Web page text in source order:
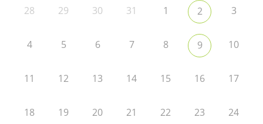
28 29 30 31 1 2 3
4 5 6 7 8 9 10
11 12 13 14 15 16 17
18 19 20 21 22 23 24